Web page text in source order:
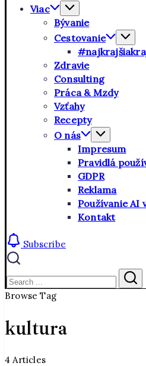
Viac
Bývanie
Cestovanie
Zdravie
Consulting
Práca & Mzdy
Vzťahy
Recepty
O nás
Impresum
Pravidlá
GDPR
Reklama
Používanie AI
Kontakt
Subscribe
Close
Search
Browse Tag
kultura
4 Articles